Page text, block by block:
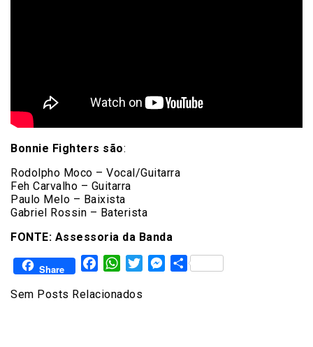
Bonnie Fighters são:
Rodolpho Moco – Vocal/Guitarra
Feh Carvalho – Guitarra
Paulo Melo – Baixista
Gabriel Rossin – Baterista
FONTE: Assessoria da Banda
Share FacebookWhatsAppTwitterMessenger
Share
Sem Posts Relacionados